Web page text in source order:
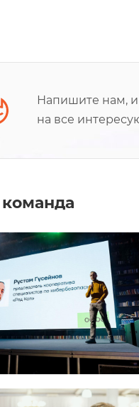
Напишите нам, и
на все